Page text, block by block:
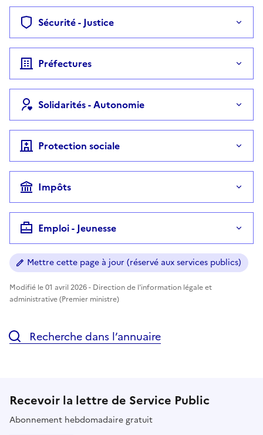
Sécurité - Justice
Préfectures
Solidarités - Autonomie
Protection sociale
Impôts
Emploi - Jeunesse
Mettre cette page à jour (réservé aux services publics)
Modifié le 01 avril 2026 - Direction de l'information légale et
administrative (Premier ministre)
Recherche dans l’annuaire
Recevoir la lettre de Service Public
Abonnement hebdomadaire gratuit